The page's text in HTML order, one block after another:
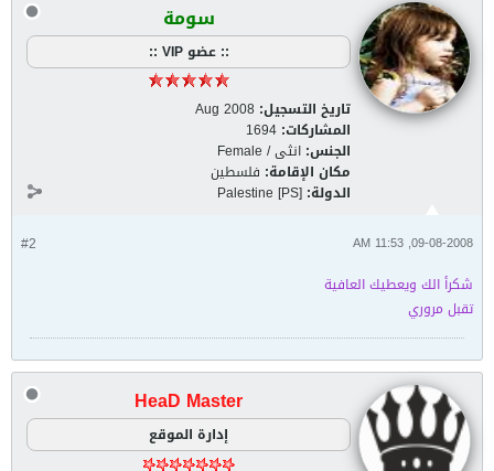
سومة
:: عضو VIP ::
تاريخ التسجيل: Aug 2008
المشاركات: 1694
الجنس: انثى / Female
مكان الإقامة: فلسطين
الدولة: Palestine [PS]
#2 09-08-2008, 11:53 AM
شكرأ الك ويعطيك العافية
تقبل مروري
HeaD Master
إدارة الموقع